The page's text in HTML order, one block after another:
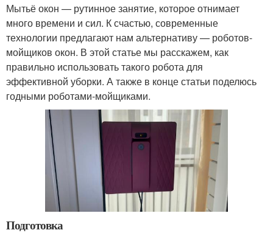
Мытьё окон — рутинное занятие, которое отнимает
много времени и сил. К счастью, современные
технологии предлагают нам альтернативу — роботов-
мойщиков окон. В этой статье мы расскажем, как
правильно использовать такого робота для
эффективной уборки. А также в конце статьи поделюсь
годными роботами-мойщиками.
Подготовка